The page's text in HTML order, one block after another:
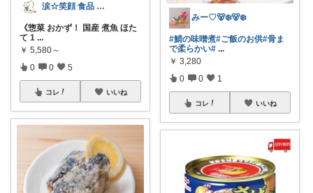
涙☆笑顔 食品 飲料を中心に紹介
《惣菜 おかず！ 国産 煮魚 ほた
て 1 ...
￥ 5,580～
0 0 5
コレ いいね
みー♡🐻‍❄️🐻‍❄️
#鯖の味噌煮#ご飯のお供#骨ま
で柔らかい# ...
￥ 3,280
0 0 1
コレ いいね